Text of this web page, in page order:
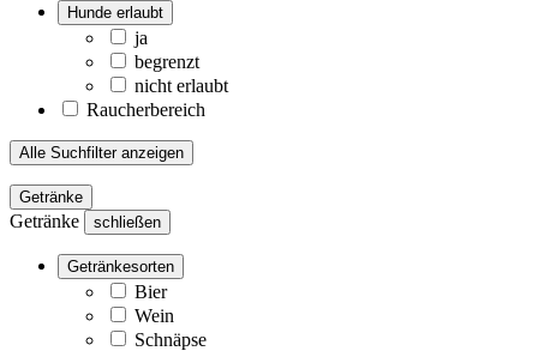
Hunde erlaubt
ja
begrenzt
nicht erlaubt
Raucherbereich
Alle Suchfilter anzeigen
Getränke
Getränke schließen
Getränkesorten
Bier
Wein
Schnäpse